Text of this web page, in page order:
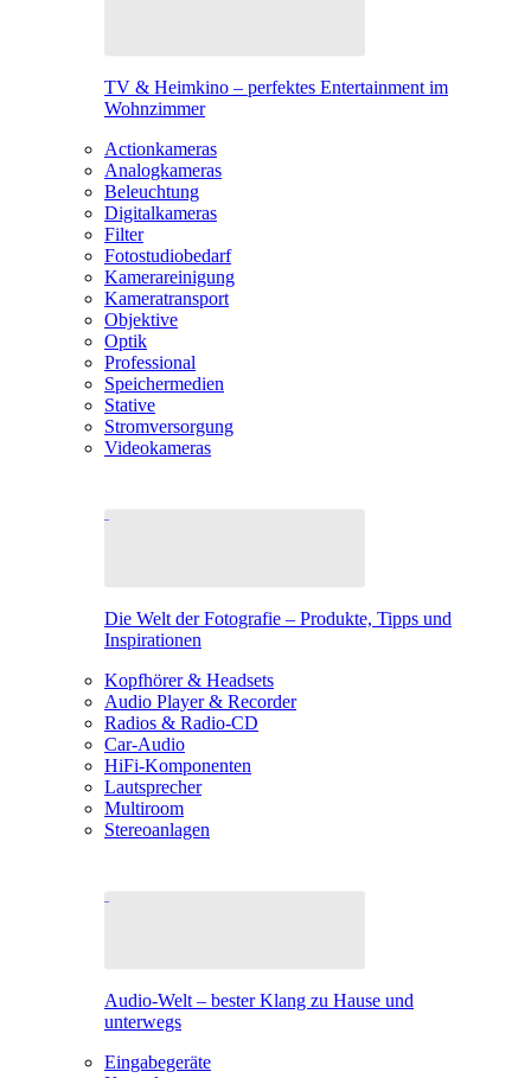
TV & Heimkino – perfektes Entertainment im
Wohnzimmer
Actionkameras
Analogkameras
Beleuchtung
Digitalkameras
Filter
Fotostudiobedarf
Kamerareinigung
Kameratransport
Objektive
Optik
Professional
Speichermedien
Stative
Stromversorgung
Videokameras
Die Welt der Fotografie – Produkte, Tipps und
Inspirationen
Kopfhörer & Headsets
Audio Player & Recorder
Radios & Radio-CD
Car-Audio
HiFi-Komponenten
Lautsprecher
Multiroom
Stereoanlagen
Audio-Welt – bester Klang zu Hause und
unterwegs
Eingabegeräte